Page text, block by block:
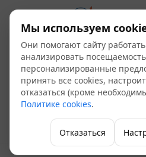
Радиатор
Термал 300
Алюминиевые радиаторы
Мы используем
Они помогают сайту
анализировать
персонализированные
принять все cookies,
отказаться (кроме
Политике cookies.
Отказаться